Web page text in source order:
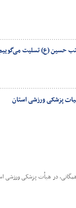
حسین (ع) تسلیت
پزشکی ورزشی استان
در هیأت پزشکی ورزشی